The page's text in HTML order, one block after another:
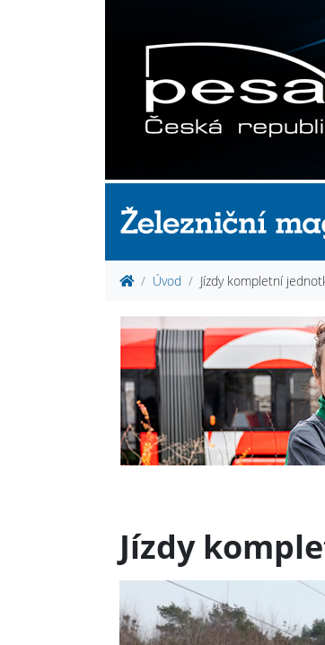
Úvod Jízdy kompletní
Jízdy